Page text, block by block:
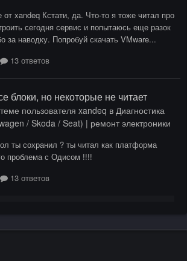
xandeq Кстати, да. Что-то я тоже читал про
сегодня сервис и попытаюсь еще разок
за наводку. Попробуй скачать VMware...
13 ответов
блоки, но некоторые не читает
пользователя xandeq в Диагностика
/ Skoda / Seat) | ремонт электроники
ты сохранил ? ты читал как платформа
проблема с Одисом !!!!
13 ответов